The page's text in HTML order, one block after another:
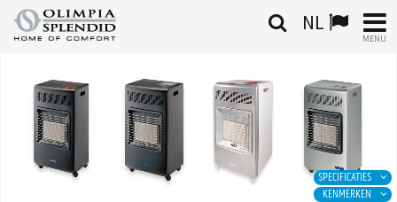
NL
MENU
HOME
KLIMAATREGELING
SPECIFICATIES
KENMERKEN